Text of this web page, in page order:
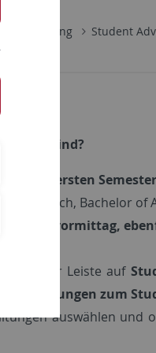
& Teaching
Student
sind?
in der ersten
Hauptfach, Bachelor of
Dienstagvormittag,
in der Leiste auf
zum
auswählen und